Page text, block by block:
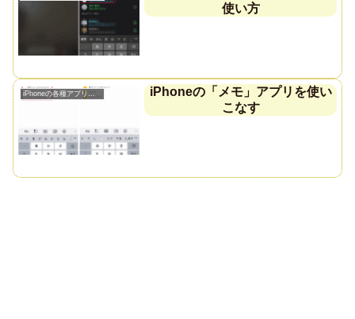
使い方
iPhoneの各種アプリの使い方
iPhoneの「メモ」アプリを使い
こなす